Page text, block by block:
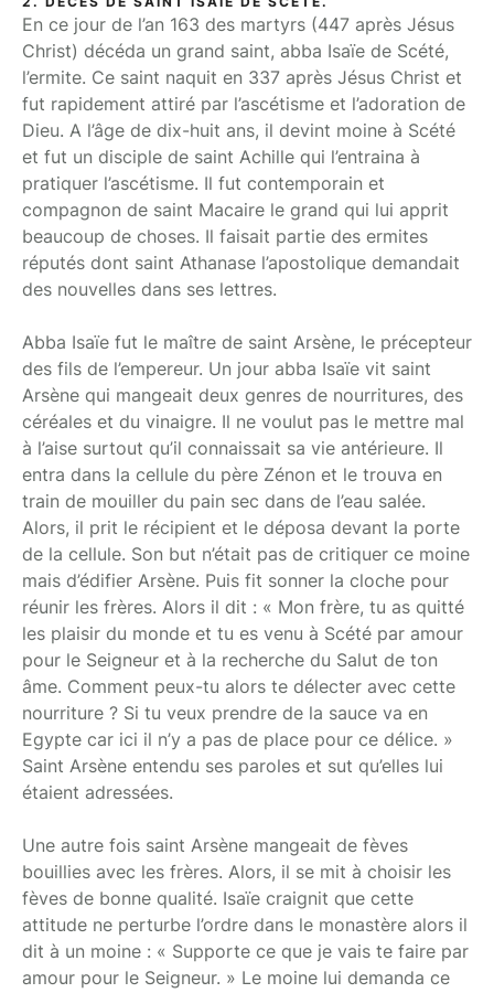
En ce jour de l’an 163 des martyrs (447 après Jésus
Christ) décéda un grand saint, abba Isaïe de Scété,
l’ermite. Ce saint naquit en 337 après Jésus Christ et
fut rapidement attiré par l’ascétisme et l’adoration de
Dieu. A l’âge de dix-huit ans, il devint moine à Scété
et fut un disciple de saint Achille qui l’entraina à
pratiquer l’ascétisme. Il fut contemporain et
compagnon de saint Macaire le grand qui lui apprit
beaucoup de choses. Il faisait partie des ermites
réputés dont saint Athanase l’apostolique demandait
des nouvelles dans ses lettres.
Abba Isaïe fut le maître de saint Arsène, le précepteur
des fils de l’empereur. Un jour abba Isaïe vit saint
Arsène qui mangeait deux genres de nourritures, des
céréales et du vinaigre. Il ne voulut pas le mettre mal
à l’aise surtout qu’il connaissait sa vie antérieure. Il
entra dans la cellule du père Zénon et le trouva en
train de mouiller du pain sec dans de l’eau salée.
Alors, il prit le récipient et le déposa devant la porte
de la cellule. Son but n’était pas de critiquer ce moine
mais d’édifier Arsène. Puis fit sonner la cloche pour
réunir les frères. Alors il dit : « Mon frère, tu as quitté
les plaisir du monde et tu es venu à Scété par amour
pour le Seigneur et à la recherche du Salut de ton
âme. Comment peux-tu alors te délecter avec cette
nourriture ? Si tu veux prendre de la sauce va en
Egypte car ici il n’y a pas de place pour ce délice. »
Saint Arsène entendu ses paroles et sut qu’elles lui
étaient adressées.
Une autre fois saint Arsène mangeait de fèves
bouillies avec les frères. Alors, il se mit à choisir les
fèves de bonne qualité. Isaïe craignit que cette
attitude ne perturbe l’ordre dans le monastère alors il
dit à un moine : « Supporte ce que je vais te faire par
amour pour le Seigneur. » Le moine lui demanda ce